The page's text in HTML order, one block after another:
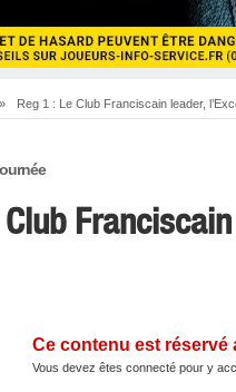
» Reg 1 : Le Club Franciscain leader,
Ce contenu est réservé
Vous devez êtes connecté pour y